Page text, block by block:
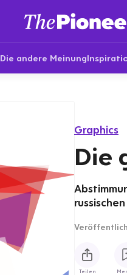
Die andere Meinung
Graphics
Die
Teilen